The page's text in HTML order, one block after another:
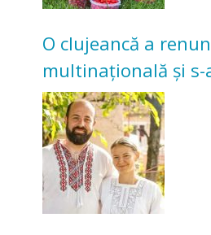
O clujeancă a
multinațională și
Acum cultivă
bunicilor